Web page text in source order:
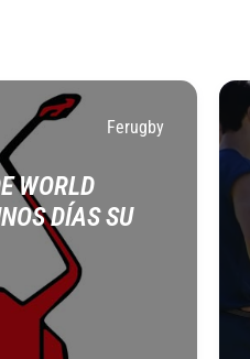
Ferugby
WORLD
DÍAS SU